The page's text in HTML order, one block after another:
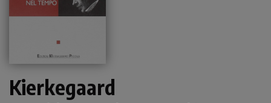
Kierkegaard